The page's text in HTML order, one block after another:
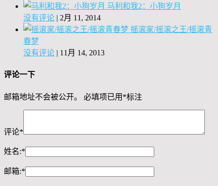
马利和我2：小狗岁月
没有评论 | 2月 11, 2014
摇滚家/摇滚之王/摇滚青
春梦
没有评论 | 11月 14, 2013
评论一下
邮箱地址不会被公开。 必填项已用 *标注
评论*
姓名:*
邮箱:*